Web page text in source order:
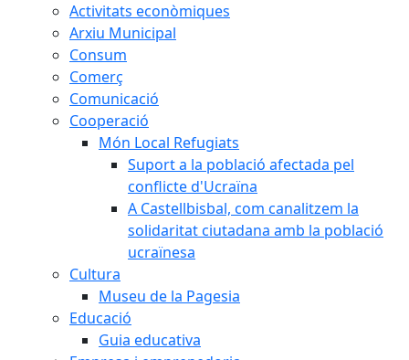
Activitats econòmiques
Arxiu Municipal
Consum
Comerç
Comunicació
Cooperació
Món Local Refugiats
Suport a la població afectada pel
conflicte d'Ucraïna
A Castellbisbal, com canalitzem la
solidaritat ciutadana amb la població
ucraïnesa
Cultura
Museu de la Pagesia
Educació
Guia educativa